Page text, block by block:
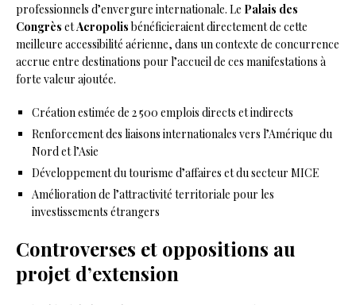
professionnels d’envergure internationale. Le Palais des
Congrès etAcropolisbénéficieraient directement de cette
meilleure accessibilité aérienne, dans un contexte de concurrence
accrue entre destinations pour l’accueil de ces manifestations à
forte valeur ajoutée.
Création estimée de 2 500 emplois directs et indirects
Renforcement des liaisons internationales vers l’Amérique du
Nord et l’Asie
Développement du tourisme d’affaires et du secteur MICE
Amélioration de l’attractivité territoriale pour les
investissements étrangers
Controverses et oppositions au
projet d’extension